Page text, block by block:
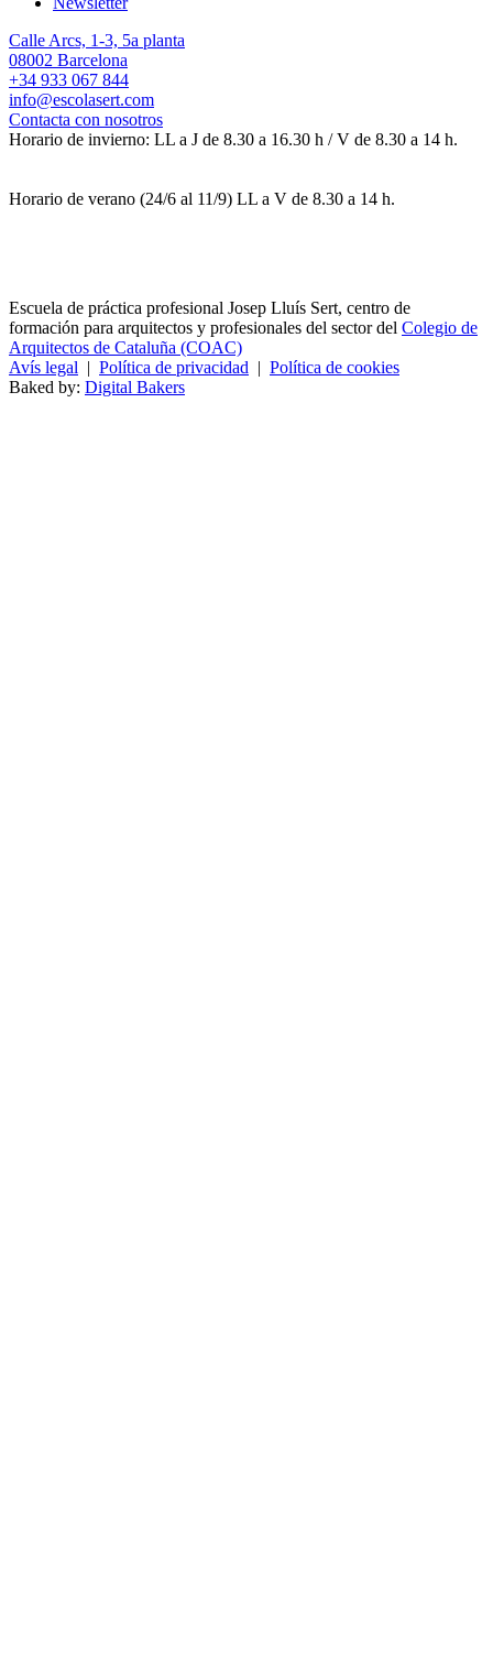
Calle Arcs, 1-3, 5a planta
08002 Barcelona
+34 933 067 844
info@escolasert.com
Contacta con nosotros
Horario de invierno: LL a J de 8.30 a 16.30 h / V de 8.30 a 14 h.
Horario de verano (24/6 al 11/9) LL a V de 8.30 a 14 h.
Escuela de práctica profesional Josep Lluís Sert, centro de
formación para arquitectos y profesionales del sector del Colegio de
Arquitectos de Cataluña (COAC)
Avís legal | Política de privacidad | Política de cookies
Baked by: Digital Bakers